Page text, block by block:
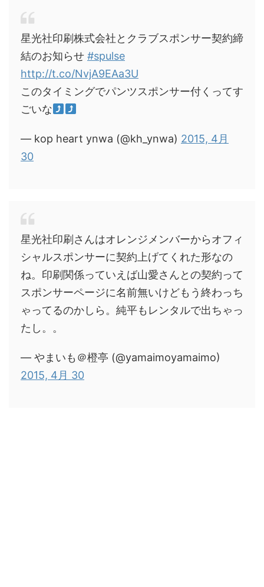
星光社印刷株式会社とクラブスポンサー契約締
結のお知らせ #spulse
http://t.co/NvjA9EAa3U
このタイミングでパンツスポンサー付くってす
ごいな
— kop heart ynwa (@kh_ynwa) 2015, 4月
30
星光社印刷さんはオレンジメンバーからオフィ
シャルスポンサーに契約上げてくれた形なの
ね。印刷関係っていえば山愛さんとの契約って
スポンサーページに名前無いけどもう終わっち
ゃってるのかしら。純平もレンタルで出ちゃっ
たし。。
— やまいも＠橙亭 (@yamaimoyamaimo)
2015, 4月 30